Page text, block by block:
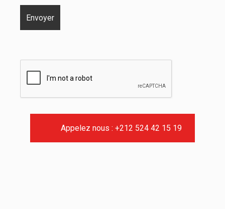
Appelez nous : +212 524 42 15 19